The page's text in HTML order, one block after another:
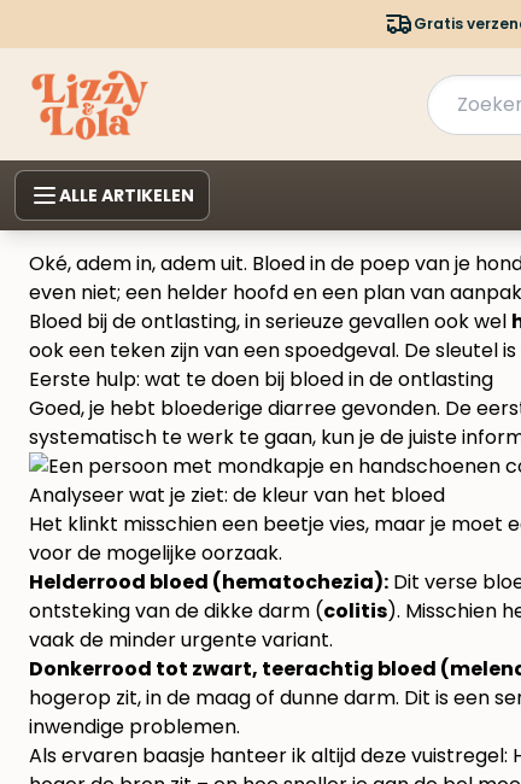
Gratis
ALLE ARTIKELEN
Oké, adem in, adem uit. Bloed in de poep van je
even niet; een helder hoofd en een plan van
Bloed bij de ontlasting, in serieuze gevallen ook wel
ook een teken zijn van een spoedgeval. De sleutel
Eerste hulp: wat te doen bij bloed in de ontlasting
Goed, je hebt bloederige diarree gevonden. De
systematisch te werk te gaan, kun je de juiste
Analyseer wat je ziet: de kleur van het bloed
Het klinkt misschien een beetje vies, maar je moet
voor de mogelijke oorzaak.
Helderrood bloed (hematochezia): Dit verse
ontsteking van de dikke darm (colitis). Misschien
vaak de minder urgente variant.
Donkerrood tot zwart, teerachtig bloed
hogerop zit, in de maag of dunne darm. Dit is een
inwendige problemen.
Als ervaren baasje hanteer ik altijd deze